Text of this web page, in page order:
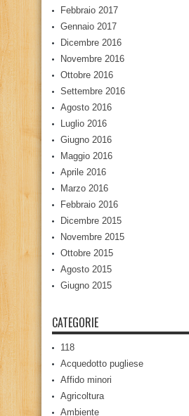
Febbraio 2017
Gennaio 2017
Dicembre 2016
Novembre 2016
Ottobre 2016
Settembre 2016
Agosto 2016
Luglio 2016
Giugno 2016
Maggio 2016
Aprile 2016
Marzo 2016
Febbraio 2016
Dicembre 2015
Novembre 2015
Ottobre 2015
Agosto 2015
Giugno 2015
CATEGORIE
118
Acquedotto pugliese
Affido minori
Agricoltura
Ambiente